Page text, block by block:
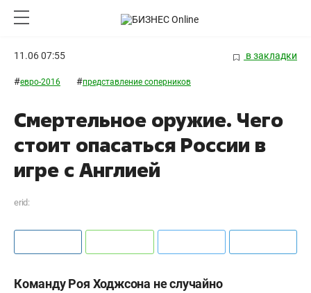
11.06 07:55 в закладки
#евро-2016 #представление соперников
Смертельное оружие. Чего
стоит опасаться России в
игре с Англией
erid:
Команду Роя Ходжсона не случайно